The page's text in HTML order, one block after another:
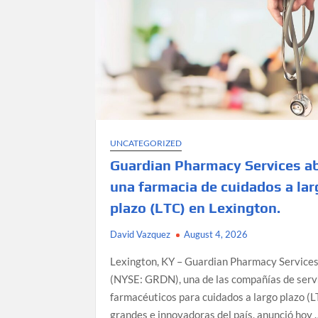
UNCATEGORIZED
Guardian Pharmacy Services
una farmacia de cuidados a
plazo (LTC) en Lexington.
David Vazquez August 4, 2026
Lexington, KY – Guardian Pharmacy
(NYSE: GRDN), una de las compañías de
farmacéuticos para cuidados a largo plazo
grandes e innovadoras del país, anunció hoy